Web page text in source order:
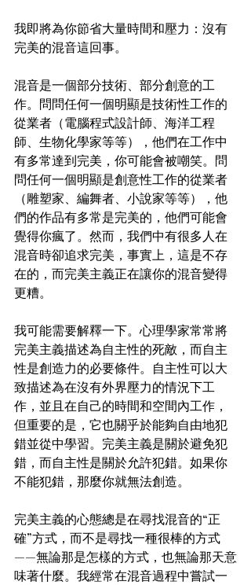
我即將為你節省大量時間和壓力：沒有
完美的混音這回事。
混音是一個部分技術、部分創意的工
作。問問任何一個明顯是技術性工作的
從業者（電腦程式設計師、海洋工程
師、生物化學家等等），他們在工作中
有多常達到完美，你可能會被嘲笑。問
問任何一個明顯是創意性工作的從業者
（雕塑家、編舞者、小說家等等），他
們的作品有多常是完美的，他們可能會
覺得你瘋了。然而，我們中有很多人在
混音時卻追求完美，事實上，這是不存
在的，而完美主義正在讓你的混音變得
更糟。
我可能需要解釋一下。心理學家常常將
完美主義描述為自主性的死敵，而自主
性是創造力的必要條件。自主性可以大
致描述為在沒有外界壓力的情況下工
作，並且在自己的時間和空間內工作，
但重要的是，它也關乎於能夠自由地犯
錯並從中學習。完美主義是關於避免犯
錯，而自主性是關於允許犯錯。如果你
不能犯錯，那麼你就無法創造。
完美主義的心態總是在尋找混音的“正
確”方式，而不是尋找一種很棒的方式
——無論那是怎樣的方式，也無論那天意
味著什麼。我經常在混音過程中嘗試一